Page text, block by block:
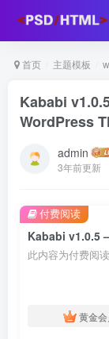
首页 主题模板
Kababi
WordPress
admin
3年前更新
此内容为付费阅
黄金会
付费阅读